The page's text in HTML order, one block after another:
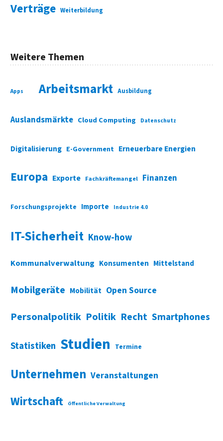
Verträge Weiterbildung
Weitere Themen
Apps Arbeitsmarkt Ausbildung
Auslandsmärkte Cloud Computing Datenschutz
Digitalisierung E-Government Erneuerbare Energien
Europa Exporte Fachkräftemangel Finanzen
Forschungsprojekte Importe Industrie 4.0
IT-Sicherheit Know-how
Kommunalverwaltung Konsumenten Mittelstand
Mobilgeräte Mobilität Open Source
Personalpolitik Politik Recht Smartphones
Statistiken Studien Termine
Unternehmen Veranstaltungen
Wirtschaft Öffentliche Verwaltung